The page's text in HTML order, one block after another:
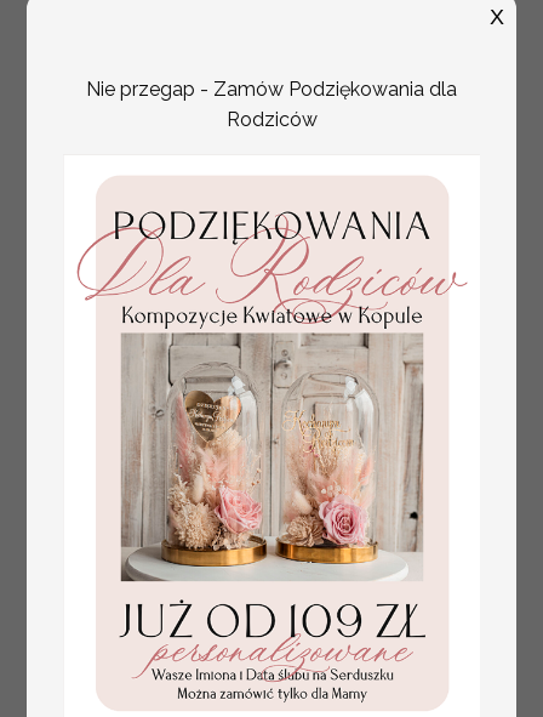
usadzenia gości
złote winietki na komunię, winietka
dekoracja stołu na komunii, komunijne
winietki z naturalnym kłosem
4.50 PLN
Nie przegap - Zamów Podziękowania dla
Rodziców
X